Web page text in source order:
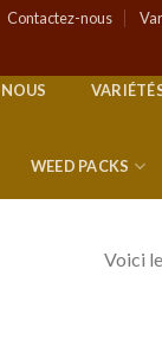
Contactez-nous
WEED PACKS
Voici